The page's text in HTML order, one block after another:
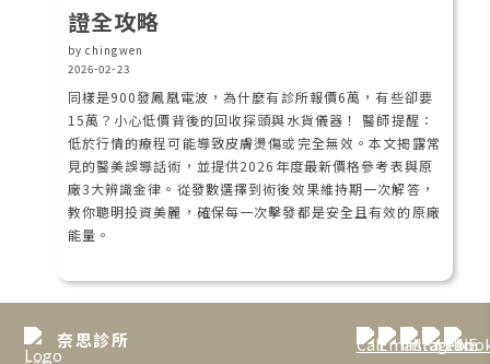
證全攻略
by chingwen
2026-02-23
同樣是900發鳳凰電波，為什麼有診所報價6萬，有些卻要
15萬？小心低價背後的回收探頭與水貨儀器！ 醫師提醒：
低於行情的療程可能導致皮膚燙傷或完全無效。本文揭露常
見的醫美誤導話術，並提供2026年度最新價格參考表與原
廠3大辨識金律。從發數選擇到術後效果維持期一次解答，
教你聰明投資美麗，確保每一次擊發都是安全且有效的原廠
能量。
奈思診所